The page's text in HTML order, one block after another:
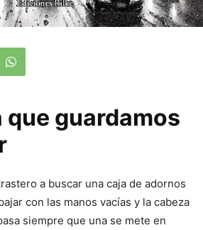
que guardamos
a buscar una caja de adornos
con las manos vacías y la cabeza
siempre que una se mete en